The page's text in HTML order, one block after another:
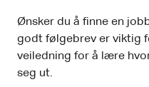
Ønsker du å finne en
godt følgebrev er viktig
veiledning for å lære
seg ut.